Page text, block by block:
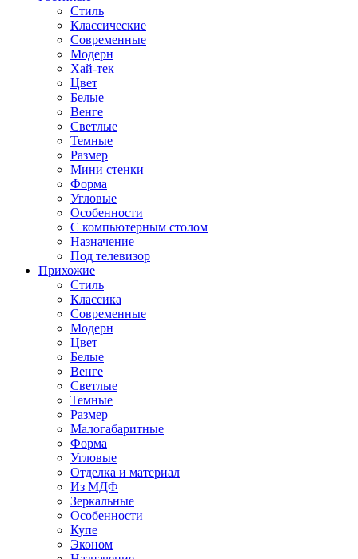
Стиль
Классические
Современные
Модерн
Хай-тек
Цвет
Белые
Венге
Светлые
Темные
Размер
Мини стенки
Форма
Угловые
Особенности
С компьютерным столом
Назначение
Под телевизор
Прихожие
Стиль
Классика
Современные
Модерн
Цвет
Белые
Венге
Светлые
Темные
Размер
Малогабаритные
Форма
Угловые
Отделка и материал
Из МДФ
Зеркальные
Особенности
Купе
Эконом